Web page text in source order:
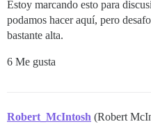
Estoy marcando esto para
podamos hacer aquí, pero
bastante alta.
6 Me gusta
Robert_McIntosh (Robert